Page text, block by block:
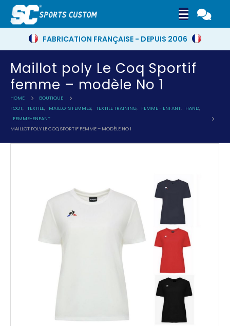
FABRICATION FRANÇAISE - DEPUIS 2006
Maillot poly Le Coq Sportif
femme – modèle No 1
HOME
BOUTIQUE
FOOT, TEXTILE, MAILLOTS FEMMES, TEXTILE TRAINING, FEMME - ENFANT, HAND,
FEMME-ENFANT
MAILLOT POLY LE COQ SPORTIF FEMME – MODÈLE NO 1